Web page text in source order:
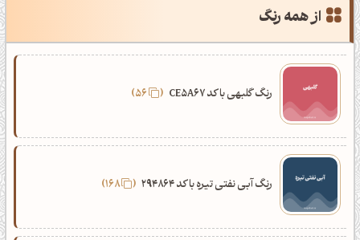
از همه رنگ
رنگ گلبهی با کد CE5A67
رنگ آبی نفتی تیره با کد 294864 168